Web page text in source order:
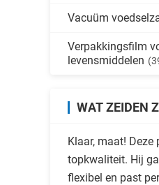
Vacuüm
Verpakkingsfilm
levensmiddelen
WAT ZEIDEN
Klaar, maat!
topkwaliteit. Hij
flexibel en past